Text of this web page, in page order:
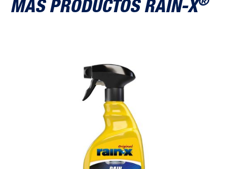
MÁS PRODUCTOS RAIN-X